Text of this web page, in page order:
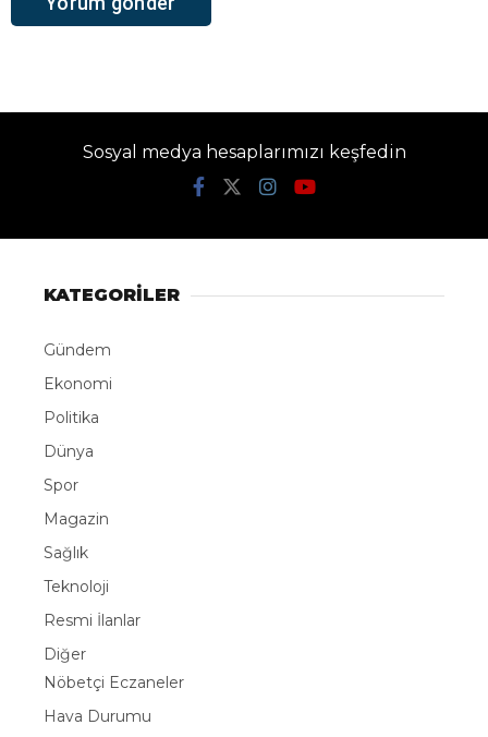
Sosyal medya hesaplarımızı keşfedin
KATEGORİLER
Gündem
Ekonomi
Politika
Dünya
Spor
Magazin
Sağlık
Teknoloji
Resmi İlanlar
Diğer
Nöbetçi Eczaneler
Hava Durumu